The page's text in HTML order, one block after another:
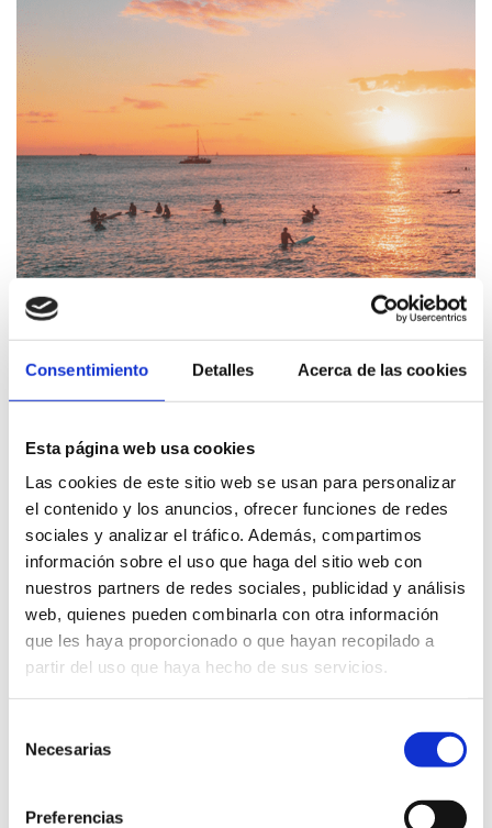
Consentimiento Detalles Acerca de las cookies
Esta página web usa cookies
Las cookies de este sitio web se usan para personalizar
el contenido y los anuncios, ofrecer funciones de redes
sociales y analizar el tráfico. Además, compartimos
información sobre el uso que haga del sitio web con
nuestros partners de redes sociales, publicidad y análisis
web, quienes pueden combinarla con otra información
que les haya proporcionado o que hayan recopilado a
partir del uso que haya hecho de sus servicios.
Necesarias
Preferencias
All Ride School